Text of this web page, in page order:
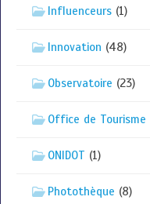
Influenceurs (1)
Innovation (48)
Observatoire (23)
Office de Tourisme
ONIDOT (1)
Photothèque (8)